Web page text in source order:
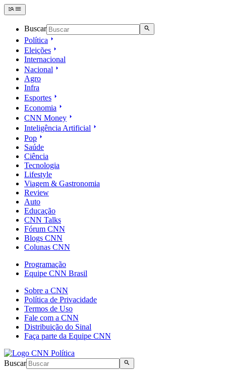
Buscar
Política
Eleições
Internacional
Nacional
Agro
Infra
Esportes
Economia
CNN Money
Inteligência Artificial
Pop
Saúde
Ciência
Tecnologia
Lifestyle
Viagem & Gastronomia
Review
Auto
Educação
CNN Talks
Fórum CNN
Blogs CNN
Colunas CNN
Programação
Equipe CNN Brasil
Sobre a CNN
Política de Privacidade
Termos de Uso
Fale com a CNN
Distribuição do Sinal
Faça parte da Equipe CNN
Buscar